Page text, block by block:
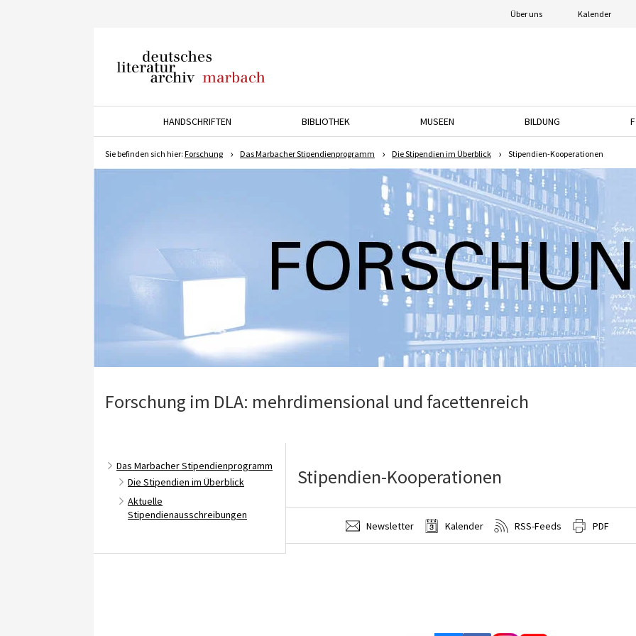
Über uns Kalender
Marbach
HANDSCHRIFTEN
BIBLIOTHEK
MUSEEN
BILDUNG
Sie befinden sich hier: Forschung Das Marbacher Stipendienprogramm Die Stipendien im Überblick Stipendien-Kooperationen
Forschung im DLA: mehrdimensional und facettenreich
Das Marbacher Stipendienprogramm
Die Stipendien im Überblick
Aktuelle
Stipendienausschreibungen
Stipendien-Kooperationen
Newsletter Kalender RSS-Feeds PDF